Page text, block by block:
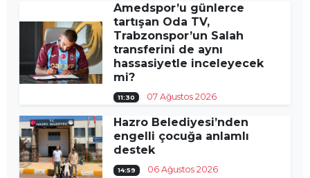
Amedspor’u günlerce
tartışan Oda TV,
Trabzonspor’un Salah
transferini de aynı
hassasiyetle inceleyecek
mi?
11:30 07 Ağustos 2026
Hazro Belediyesi’nden
engelli çocuğa anlamlı
destek
14:59 06 Ağustos 2026